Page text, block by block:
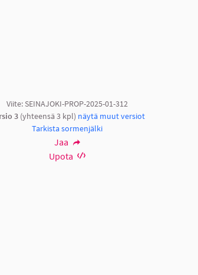
Viite: SEINAJOKI-PROP-2025-01-312
3(yhteensä 3 kpl) näytä muut versiot
Tarkista sormenjälki
Jaa
Upota